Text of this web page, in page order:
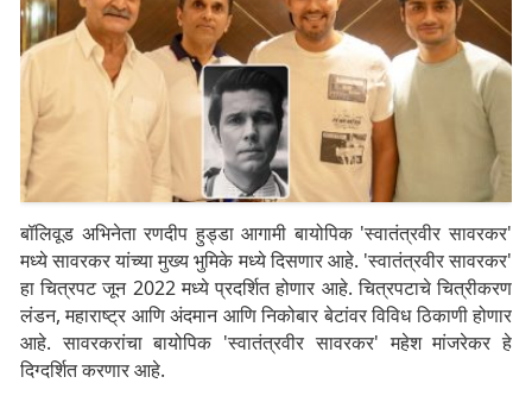
बॉलिवूड अभिनेता रणदीप हुड्डा आगामी बायोपिक 'स्वातंत्रवीर सावरकर'
मध्ये सावरकर यांच्या मुख्य भुमिके मध्ये दिसणार आहे. 'स्वातंत्रवीर सावरकर'
हा चित्रपट जून 2022 मध्ये प्रदर्शित होणार आहे. चित्रपटाचे चित्रीकरण
लंडन, महाराष्ट्र आणि अंदमान आणि निकोबार बेटांवर विविध ठिकाणी होणार
आहे. सावरकरांचा बायोपिक 'स्वातंत्रवीर सावरकर' महेश मांजरेकर हे
दिग्दर्शित करणार आहे.